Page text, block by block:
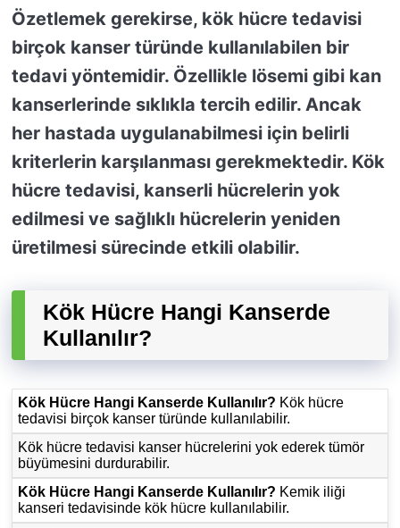
Özetlemek gerekirse, kök hücre tedavisi
birçok kanser türünde kullanılabilen bir
tedavi yöntemidir. Özellikle lösemi gibi kan
kanserlerinde sıklıkla tercih edilir. Ancak
her hastada uygulanabilmesi için belirli
kriterlerin karşılanması gerekmektedir. Kök
hücre tedavisi, kanserli hücrelerin yok
edilmesi ve sağlıklı hücrelerin yeniden
üretilmesi sürecinde etkili olabilir.
Kök Hücre Hangi Kanserde
Kullanılır?
Kök Hücre Hangi Kanserde Kullanılır? Kök hücre
tedavisi birçok kanser türünde kullanılabilir.
Kök hücre tedavisi kanser hücrelerini yok ederek tümör
büyümesini durdurabilir.
Kök Hücre Hangi Kanserde Kullanılır? Kemik iliği
kanseri tedavisinde kök hücre kullanılabilir.